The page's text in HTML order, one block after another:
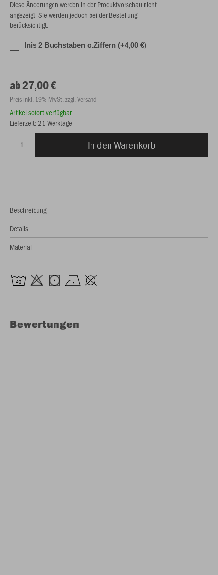
Diese Änderungen werden in der Produktvorschau nicht
angezeigt. Sie werden jedoch bei der Bestellung
berücksichtigt.
Inis 2 Buchstaben o.Ziffern (+4,00 €)
ab 27,00 €
Preis inkl. 19% MwSt. zzgl. Versand
Artikel sofort verfügbar
Lieferzeit: 21 Werktage
In den Warenkorb
Beschreibung
Details
Material
Bewertungen